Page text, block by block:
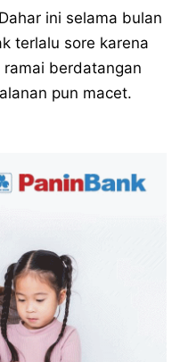
ini selama bulan
terlalu sore karena
berdatangan
pun macet.